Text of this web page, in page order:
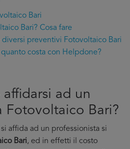
Bari
Bari? Cosa fare
preventivi Fotovoltaico Bari
costa con Helpdone?
ad un
Fotovoltaico Bari?
affida ad un professionista si
Bari, ed in effetti il costo